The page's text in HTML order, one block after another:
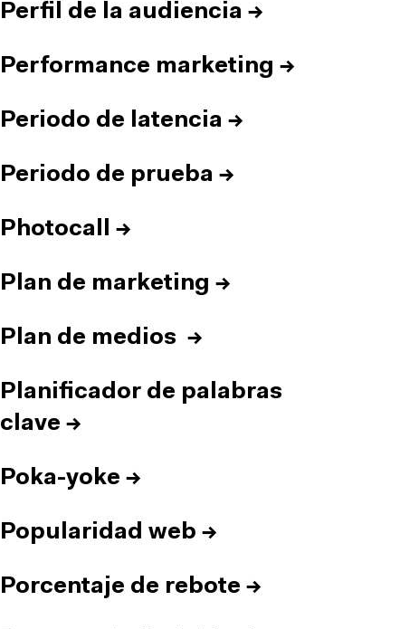
Perfil de la audiencia →
Performance marketing →
Periodo de latencia →
Periodo de prueba →
Photocall →
Plan de marketing →
Plan de medios →
Planificador de palabras
clave →
Poka-yoke →
Popularidad web →
Porcentaje de rebote →